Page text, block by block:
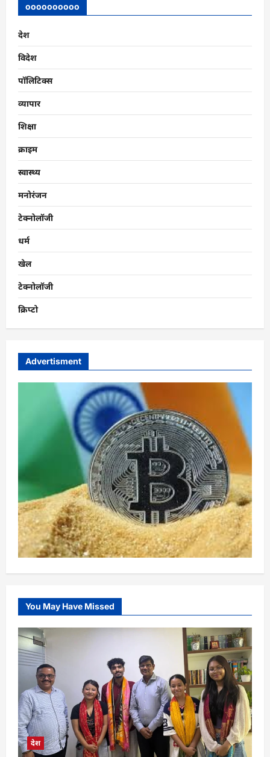
oooooooooo
देश
विदेश
पॉलिटिक्स
व्यापार
शिक्षा
क्राइम
स्वास्थ्य
मनोरंजन
टेक्नोलॉजी
धर्म
खेल
टेक्नोलॉजी
क्रिप्टो
Advertisment
You May Have Missed
देश